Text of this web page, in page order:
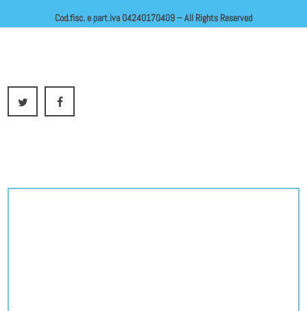
Cod.fisc. e part.iva 04240170409 – All Rights Reserved